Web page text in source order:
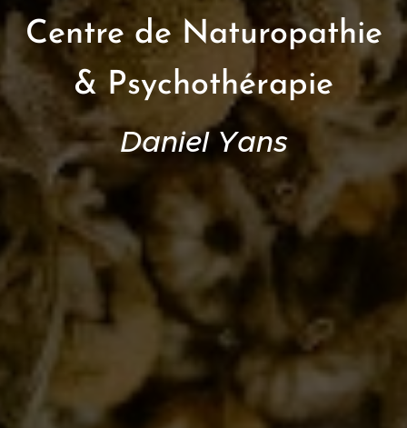
Centre de Naturopathie
& Psychothérapie
Daniel Yans